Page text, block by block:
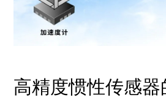
高精度惯性传感器